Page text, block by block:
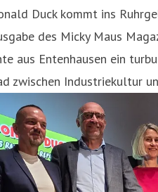
Duck kommt ins
des Micky Maus
aus Entenhausen ein
zwischen Industriekultur